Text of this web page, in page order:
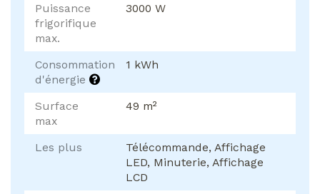
Puissance
frigorifique
max.
3000 W
Consommation
d'énergie
1 kWh
Surface
max
49 m²
Les plus
Télécommande, Affichage
LED, Minuterie, Affichage
LCD